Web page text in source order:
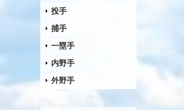
投手
捕手
一塁手
内野手
外野手